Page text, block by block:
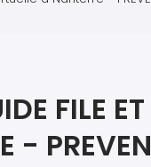
FILE ET
-